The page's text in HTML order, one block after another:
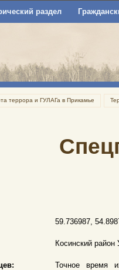
раздел
террора и ГУЛАГа в Прикамье
59.736987,
Косинский район
Точное время